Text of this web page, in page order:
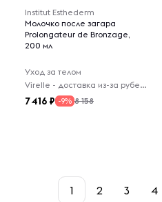
Institut Esthederm
Молочко после загара
Prolongateur de Bronzage,
200 мл
Уход за телом
Virelle - доставка из-за рубежа
7 416 -9% 8 158
1 2 3 4